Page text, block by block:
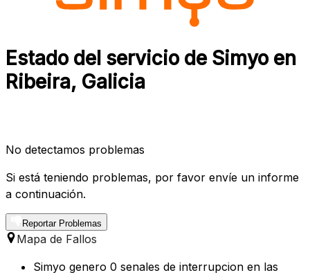
Estado del servicio de Simyo en
Ribeira, Galicia
No detectamos problemas
Si está teniendo problemas, por favor envíe un informe
a continuación.
Reportar Problemas
Mapa de Fallos
Simyo genero 0 senales de interrupcion en las